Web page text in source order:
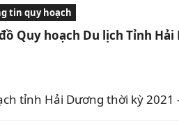
tin quy hoạch
Quy hoạch Du lịch Tỉnh
tỉnh Hải Dương thời kỳ